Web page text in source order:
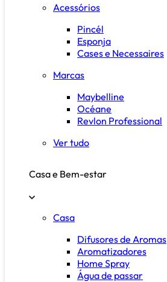
Acessórios
Pincél
Esponja
Cases e Necessaires
Marcas
Maybelline
Océane
Revlon Professional
Ver tudo
Casa e Bem-estar
Casa
Difusores de Aromas
Aromatizadores
Home Spray
Água de passar